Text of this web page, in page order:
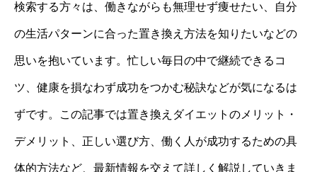
検索する方々は、働きながらも無理せず痩せたい、自分
の生活パターンに合った置き換え方法を知りたいなどの
思いを抱いています。忙しい毎日の中で継続できるコ
ツ、健康を損なわず成功をつかむ秘訣などが気になるは
ずです。この記事では置き換えダイエットのメリット・
デメリット、正しい選び方、働く人が成功するための具
体的方法など、最新情報を交えて詳しく解説していきま